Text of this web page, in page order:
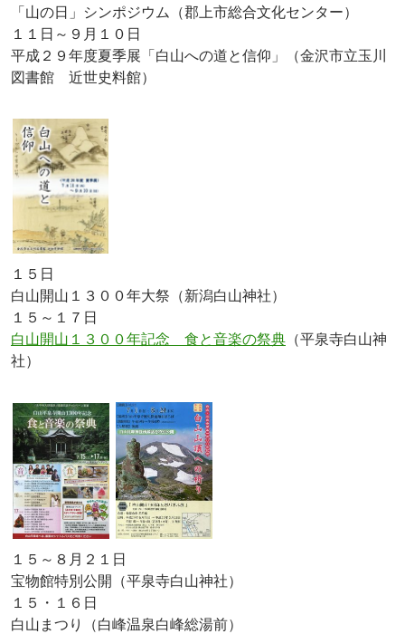
「山の日」シンポジウム（郡上市総合文化センター）
１１日～９月１０日
平成２９年度夏季展「白山への道と信仰」（金沢市立玉川
図書館 近世史料館）
１５日
白山開山１３００年大祭（新潟白山神社）
１５～１７日
白山開山１３００年記念 食と音楽の祭典 （平泉寺白山神
社）
１５～８月２１日
宝物館特別公開（平泉寺白山神社）
１５・１６日
白山まつり（白峰温泉白峰総湯前）